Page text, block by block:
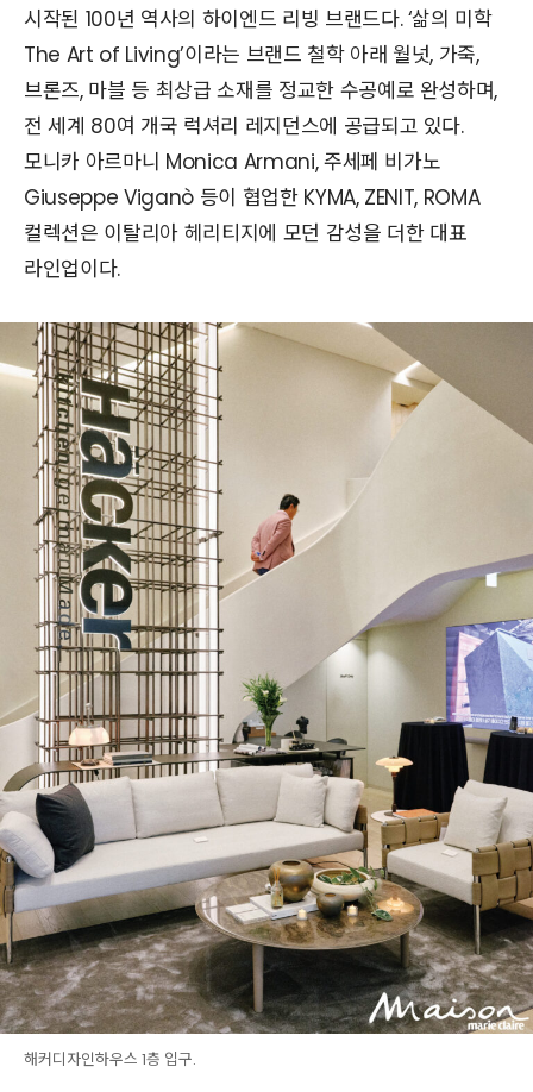
시작된 100년 역사의 하이엔드 리빙 브랜드다. ‘삶의 미학
The Art of Living’이라는 브랜드 철학 아래 월넛, 가죽,
브론즈, 마블 등 최상급 소재를 정교한 수공예로 완성하며,
전 세계 80여 개국 럭셔리 레지던스에 공급되고 있다.
모니카 아르마니 Monica Armani, 주세페 비가노
Giuseppe Viganò 등이 협업한 KYMA, ZENIT, ROMA
컬렉션은 이탈리아 헤리티지에 모던 감성을 더한 대표
라인업이다.
해커디자인하우스 1층 입구.